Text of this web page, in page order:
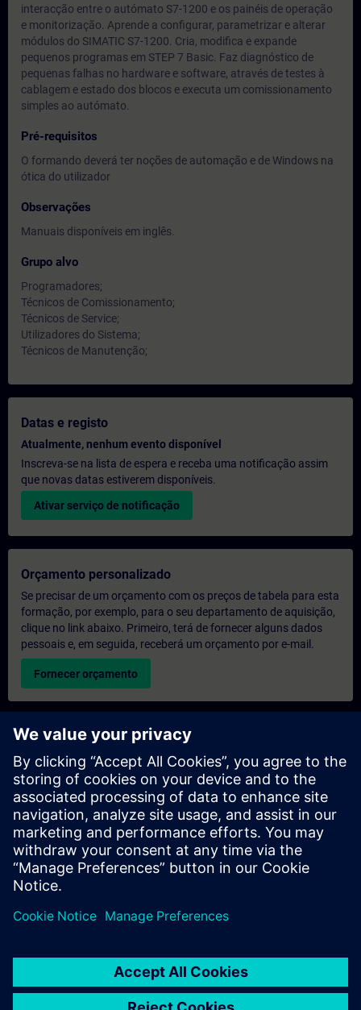
interacção entre o autómato S7-1200 e os painéis de operação
e monitorização. Aprende a configurar, parametrizar e alterar
módulos do SIMATIC S7-1200. Cria, modifica e expande
pequenos programas em STEP 7 Basic. Faz diagnóstico de
pequenas falhas no hardware e software, através de testes à
cablagem e estado dos blocos e executa um comissionamento
simples ao autómato.
Pré-requisitos
O formando deverá ter noções de automação e de Windows na
ótica do utilizador
Observações
Manuais disponíveis em inglês.
Grupo alvo
Programadores;
Técnicos de Comissionamento;
Técnicos de Service;
Utilizadores do Sistema;
Técnicos de Manutenção;
Datas e registo
Atualmente, nenhum evento disponível
Inscreva-se na lista de espera e receba uma notificação assim
que novas datas estiverem disponíveis.
Ativar serviço de notificação
Orçamento personalizado
Se precisar de um orçamento com os preços de tabela para esta
formação, por exemplo, para o seu departamento de aquisição,
clique no link abaixo. Primeiro, terá de fornecer alguns dados
pessoais e, em seguida, receberá um orçamento por e-mail.
Fornecer orçamento
Pedido de informações sobre formação exclusiva
Preencha o formulário de pedido de informação abaixo se
desejar receber um orçamento para um curso de formação
exclusiva, seja nas suas instalações, online ou no nosso centro
de formação SITRAIN. Este tipo de pedido seria adequado para
grupos maiores (a partir de 6 pessoas). Depois de nos fornecer
os seus dados de contacto e as suas necessidades de
formação, receberá um orçamento da nossa parte.
Solicitar orçamento exclusivo